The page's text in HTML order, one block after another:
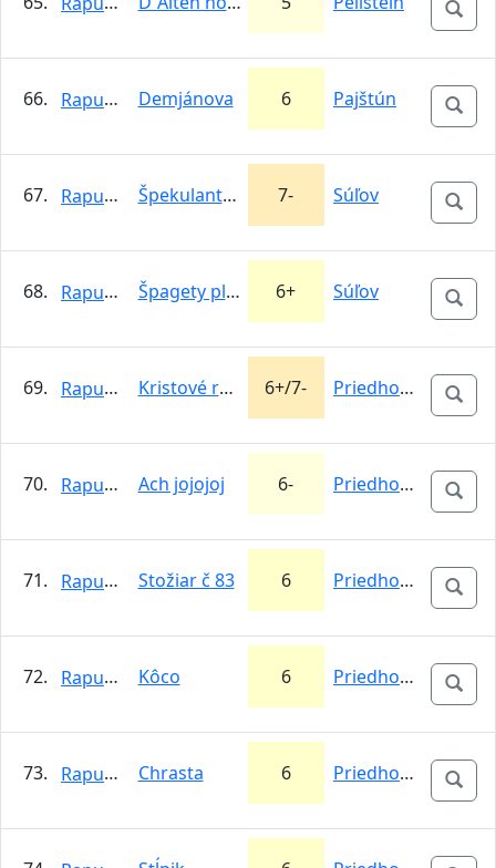
66. Rapunzel Demjánova 6 Pajštún
67. Rapunzel Špekulantská 7- Súľov
68. Rapunzel Špagety plus 6+ Súľov
69. Rapunzel Kristové roky 6+/7- Priedhorie
70. Rapunzel Ach jojojoj 6- Priedhorie
71. Rapunzel Stožiar č 83 6 Priedhorie
72. Rapunzel Kôco 6 Priedhorie
73. Rapunzel Chrasta 6 Priedhorie